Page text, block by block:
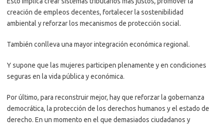
creación de empleos decentes, fortalecer la sostenibilidad
ambiental y reforzar los mecanismos de protección social.
También conlleva una mayor integración económica regional.
Y supone que las mujeres participen plenamente y en condiciones
seguras en la vida pública y económica.
Por último, para reconstruir mejor, hay que reforzar la gobernanza
democrática, la protección de los derechos humanos y el estado de
derecho. En un momento en el que demasiados ciudadanos y